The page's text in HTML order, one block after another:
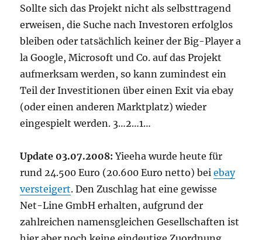
Sollte sich das Projekt nicht als selbsttragend
erweisen, die Suche nach Investoren erfolglos
bleiben oder tatsächlich keiner der Big-Player a
la Google, Microsoft und Co. auf das Projekt
aufmerksam werden, so kann zumindest ein
Teil der Investitionen über einen Exit via ebay
(oder einen anderen Marktplatz) wieder
eingespielt werden. 3…2…1…
Update 03.07.2008: Yieeha wurde heute für
rund 24.500 Euro (20.600 Euro netto) beiebay
versteigert. Den Zuschlag hat eine gewisse
Net-Line GmbH erhalten, aufgrund der
zahlreichen namensgleichen Gesellschaften ist